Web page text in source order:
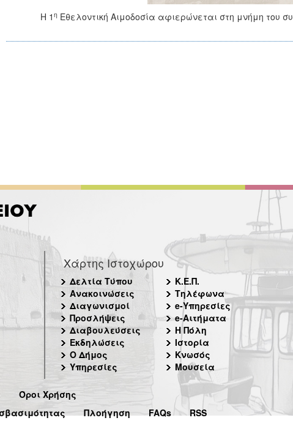
Η 1η Εθελοντική Αιμοδοσία αφιερώνεται στη μνήμη του
Χάρτης Ιστοχώρου
Δελτία Τύπου
Ανακοινώσεις
Διαγωνισμοί
Προσλήψεις
Διαβουλεύσεις
Εκδηλώσεις
Ο Δήμος
Υπηρεσίες
Κ.Ε.Π.
Τηλέφωνα
e-Υπηρεσίες
e-Αιτήματα
Η Πόλη
Ιστορία
Κνωσός
Μουσεία
Όροι Χρήσης
Πλοήγηση FAQs RSS